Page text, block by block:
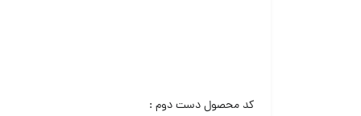
کد محصول دست دوم :